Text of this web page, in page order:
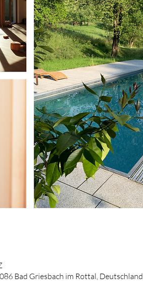
Bad Griesbach im Rottal, Deutschland